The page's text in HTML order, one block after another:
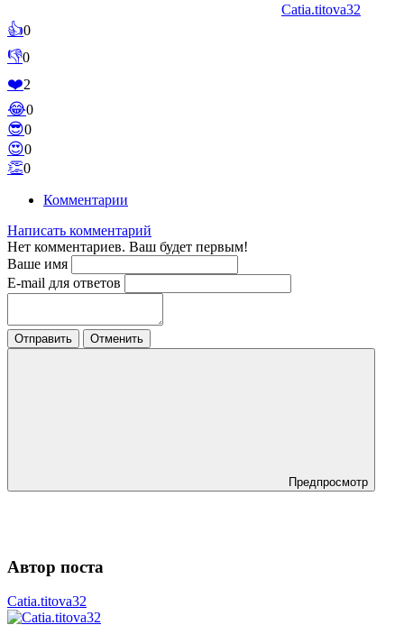
Catia.titova32
👍0
👎0
❤️2
😂0
😎0
😍0
👏0
Комментарии
Написать комментарий
Нет комментариев. Ваш будет первым!
Ваше имя
E-mail для ответов
Отправить Отменить
Предпросмотр
Автор поста
Catia.titova32